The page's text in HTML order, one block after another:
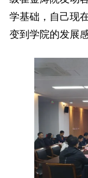
学基础，自己现
变到学院的发展